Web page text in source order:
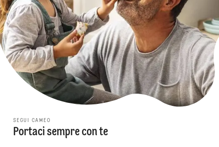
SEGUI CAMEO
Portaci sempre con te